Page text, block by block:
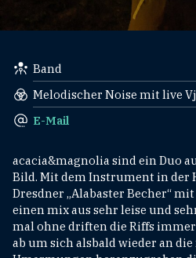
Band
Melodischer Noise mit live Vj
E-Mail
acacia&magnolia sind ein Duo
Bild. Mit dem Instrument in der
Dresdner „Alabaster Becher“
einen mix aus sehr leise und
mal ohne driften die Riffs
ab um sich alsbald wieder an